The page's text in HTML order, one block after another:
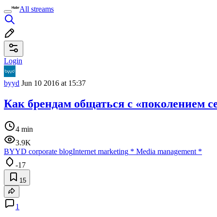
All streams
Login
byyd Jun 10 2016 at 15:37
Как брендам общаться с «поколением
4 min
3.9K
BYYD corporate blogInternet marketing * Media management *
-17
15
1